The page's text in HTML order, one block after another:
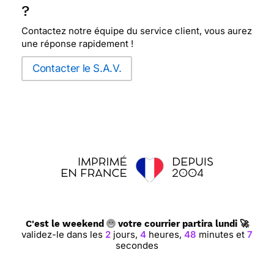
?
Contactez notre équipe du service client, vous aurez
une réponse rapidement !
Contacter le S.A.V.
C'est le weekend votre courrier partira lundi 🚀
validez-le dans les 2jours, 4heures, 48 minutes et 6
secondes